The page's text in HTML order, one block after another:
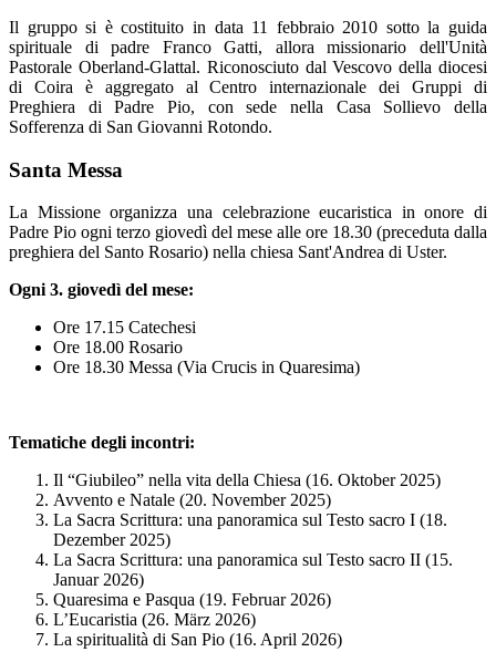
Il gruppo si è costituito in data 11 febbraio 2010 sotto la guida
spirituale di padre Franco Gatti, allora missionario dell'Unità
Pastorale Oberland-Glattal. Riconosciuto dal Vescovo della diocesi
di Coira è aggregato al Centro internazionale dei Gruppi di
Preghiera di Padre Pio, con sede nella Casa Sollievo della
Sofferenza di San Giovanni Rotondo.
Santa Messa
La Missione organizza una celebrazione eucaristica in onore di
Padre Pio ogni terzo giovedì del mese alle ore 18.30 (preceduta dalla
preghiera del Santo Rosario) nella chiesa Sant'Andrea di Uster.
Ogni 3. giovedì del mese:
Ore 17.15 Catechesi
Ore 18.00 Rosario
Ore 18.30 Messa (Via Crucis in Quaresima)
Tematiche degli incontri:
Il “Giubileo” nella vita della Chiesa (16. Oktober 2025)
Avvento e Natale (20. November 2025)
La Sacra Scrittura: una panoramica sul Testo sacro I (18.
Dezember 2025)
La Sacra Scrittura: una panoramica sul Testo sacro II (15.
Januar 2026)
Quaresima e Pasqua (19. Februar 2026)
L’Eucaristia (26. März 2026)
La spiritualità di San Pio (16. April 2026)